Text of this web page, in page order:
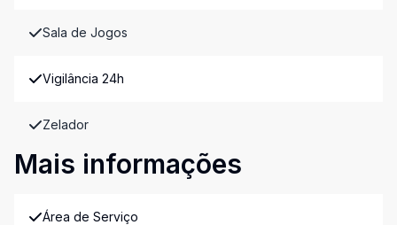
Sala de Jogos
Vigilância 24h
Zelador
Mais informações
Área de Serviço